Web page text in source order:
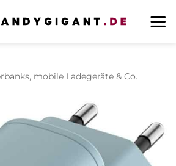
mobile Ladegeräte & Co.